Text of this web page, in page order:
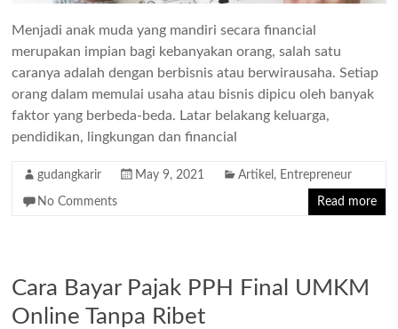
Menjadi anak muda yang mandiri secara financial
merupakan impian bagi kebanyakan orang, salah satu
caranya adalah dengan berbisnis atau berwirausaha. Setiap
orang dalam memulai usaha atau bisnis dipicu oleh banyak
faktor yang berbeda-beda. Latar belakang keluarga,
pendidikan, lingkungan dan financial
gudangkarir May 9, 2021 Artikel , Entrepreneur
No Comments Read more
Cara Bayar Pajak PPH Final UMKM
Online Tanpa Ribet